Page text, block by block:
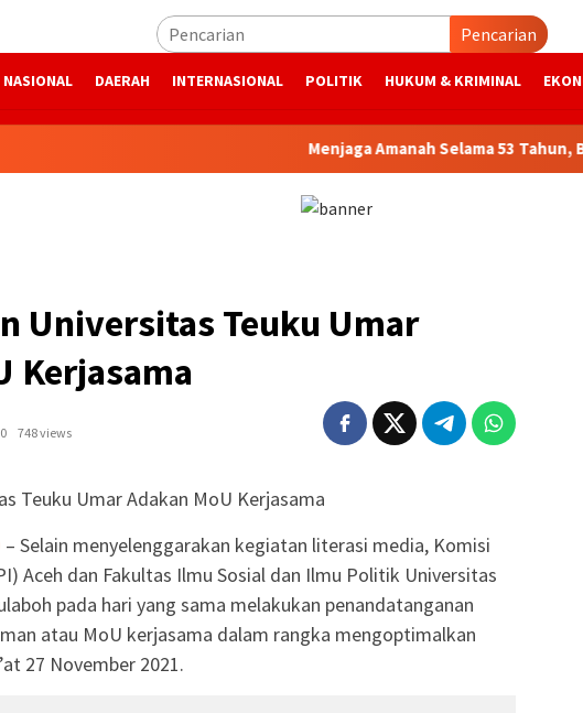
Pencarian
NASIONAL DAERAH INTERNASIONAL POLITIK HUKUM & KRIMINAL
Menjaga Amanah Selama 53 Tahun, Bank
Universitas Teuku Umar
Kerjasama
748 views
Teuku Umar Adakan MoU Kerjasama
– Selain menyelenggarakan kegiatan literasi media, Komisi
Aceh dan Fakultas Ilmu Sosial dan Ilmu Politik Universitas
pada hari yang sama melakukan penandatanganan
atau MoU kerjasama dalam rangka mengoptimalkan
27 November 2021.